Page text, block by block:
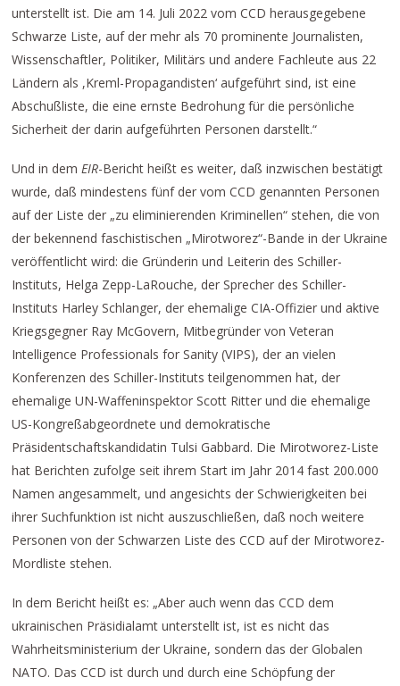
unterstellt ist. Die am 14. Juli 2022 vom CCD herausgegebene
Schwarze Liste, auf der mehr als 70 prominente Journalisten,
Wissenschaftler, Politiker, Militärs und andere Fachleute aus 22
Ländern als ,Kreml-Propagandisten‘ aufgeführt sind, ist eine
Abschußliste, die eine ernste Bedrohung für die persönliche
Sicherheit der darin aufgeführten Personen darstellt.“
Und in demEIR-Bericht heißt es weiter, daß inzwischen bestätigt
wurde, daß mindestens fünf der vom CCD genannten Personen
auf der Liste der „zu eliminierenden Kriminellen“ stehen, die von
der bekennend faschistischen „Mirotworez“-Bande in der Ukraine
veröffentlicht wird: die Gründerin und Leiterin des Schiller-
Instituts, Helga Zepp-LaRouche, der Sprecher des Schiller-
Instituts Harley Schlanger, der ehemalige CIA-Offizier und aktive
Kriegsgegner Ray McGovern, Mitbegründer von Veteran
Intelligence Professionals for Sanity (VIPS), der an vielen
Konferenzen des Schiller-Instituts teilgenommen hat, der
ehemalige UN-Waffeninspektor Scott Ritter und die ehemalige
US-Kongreßabgeordnete und demokratische
Präsidentschaftskandidatin Tulsi Gabbard. Die Mirotworez-Liste
hat Berichten zufolge seit ihrem Start im Jahr 2014 fast 200.000
Namen angesammelt, und angesichts der Schwierigkeiten bei
ihrer Suchfunktion ist nicht auszuschließen, daß noch weitere
Personen von der Schwarzen Liste des CCD auf der Mirotworez-
Mordliste stehen.
In dem Bericht heißt es: „Aber auch wenn das CCD dem
ukrainischen Präsidialamt unterstellt ist, ist es nicht das
Wahrheitsministerium der Ukraine, sondern das der Globalen
NATO. Das CCD ist durch und durch eine Schöpfung der